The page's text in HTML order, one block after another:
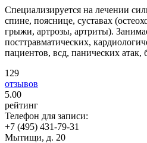
Специализируется на лечении
спине, пояснице, суставах
грыжи, артрозы, артриты).
посттравматических,
пациентов, всд, панических атак,
129
отзывов
5.00
рейтинг
Телефон для записи:
+7 (495) 431-79-31
Мытищи, д. 20